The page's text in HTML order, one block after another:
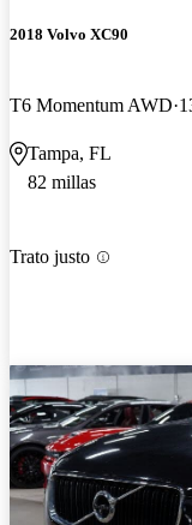
2018 Volvo XC90
T6 Momentum AWD
Tampa, FL
82 millas
Trato justo